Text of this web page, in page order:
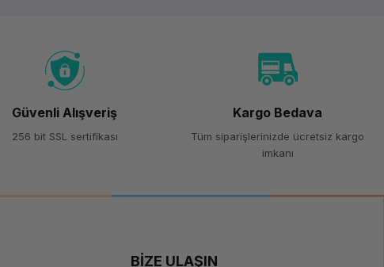
Güvenli Alışveriş
256 bit SSL sertifikası
Kargo Bedava
Tüm siparişlerinizde ücretsiz kargo
imkanı
BİZE ULAŞIN